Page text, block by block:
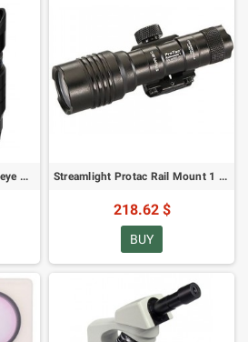
Olympus ED 8mm f/1.8 Fisheye Pro - objektīvs Micro 4:3 Streamlight Protac Rail Mount 1 garā ieroča lukturis - 350 lūmeni
218.62 $
BUY